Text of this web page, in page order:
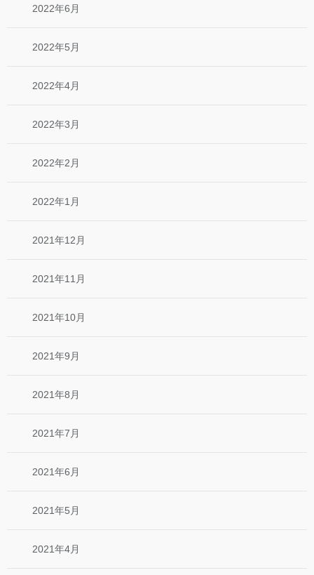
2022年6月
2022年5月
2022年4月
2022年3月
2022年2月
2022年1月
2021年12月
2021年11月
2021年10月
2021年9月
2021年8月
2021年7月
2021年6月
2021年5月
2021年4月